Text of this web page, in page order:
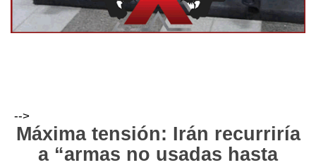
-->
Máxima tensión: Irán recurriría
a “armas no usadas hasta